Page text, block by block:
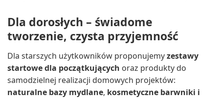
Dla dorosłych – świadome
tworzenie, czysta przyjemność
Dla starszych użytkowników proponujemyzestawy
startowe dla początkujących oraz produkty do
samodzielnej realizacji domowych projektów:
naturalne bazy mydlane, kosmetyczne barwniki i